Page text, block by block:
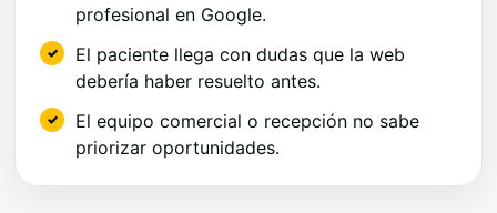
profesional en Google.
El paciente llega con dudas que la web
debería haber resuelto antes.
El equipo comercial o recepción no sabe
priorizar oportunidades.